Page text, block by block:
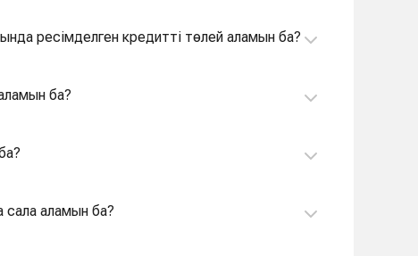
ресімделген кредитті төлей аламын ба?
ба?
аламын ба?